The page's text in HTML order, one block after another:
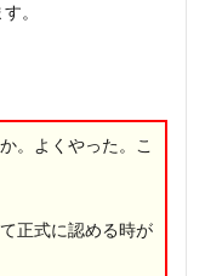
。
。よくやった。こ
正式に認める時が